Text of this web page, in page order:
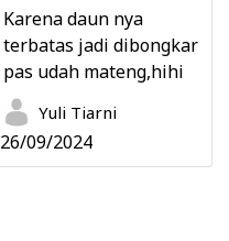
Karena daun nya
terbatas jadi dibongkar
pas udah mateng,hihi
Yuli Tiarni
26/09/2024